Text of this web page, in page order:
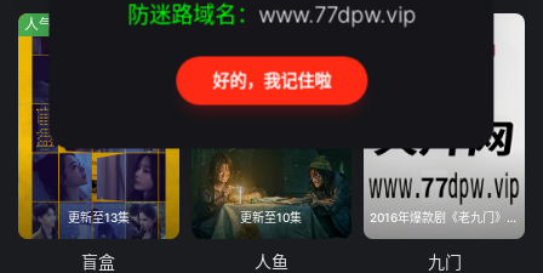
第22集
第25集 第26集
第27集 第28集
更新至13集
人气:743
盲盒
更新至10集
人气:1032
人鱼
人气:1758
九门
防迷路域名： www.77dpw.vip
好的，我记住啦